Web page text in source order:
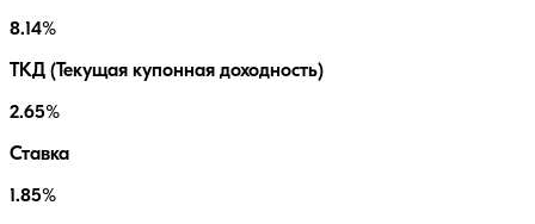
8.14%
ТКД (Текущая купонная доходность)
2.65%
Ставка
1.85%